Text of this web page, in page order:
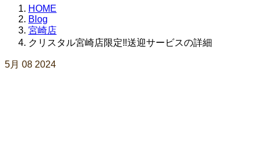
HOME
Blog
宮崎店
クリスタル宮崎店限定‼️送迎サービスの詳細
5月 08 2024